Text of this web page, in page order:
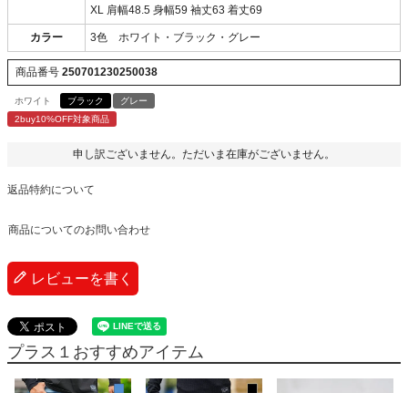
XL 肩幅48.5 身幅59 袖丈63 着丈69
カラー 3色 ホワイト・ブラック・グレー
商品番号 250701230250038
ホワイト ブラック
グレー
2buy10%OFF対象商品
申し訳ございません。ただいま在庫がございません。
返品特約について
商品についてのお問い合わせ
レビューを書く
プラス１おすすめアイテム